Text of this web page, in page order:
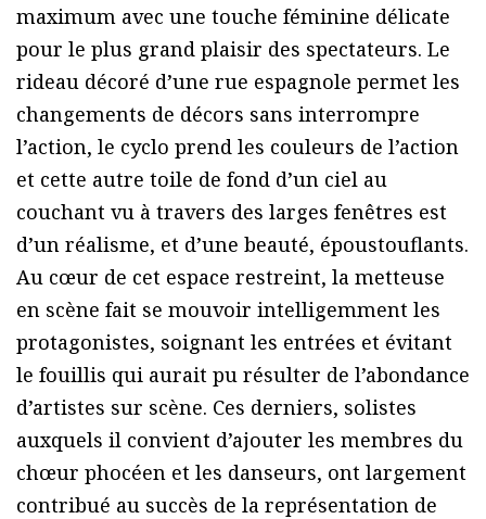
maximum avec une touche féminine délicate
pour le plus grand plaisir des spectateurs. Le
rideau décoré d’une rue espagnole permet les
changements de décors sans interrompre
l’action, le cyclo prend les couleurs de l’action
et cette autre toile de fond d’un ciel au
couchant vu à travers des larges fenêtres est
d’un réalisme, et d’une beauté, époustouflants.
Au cœur de cet espace restreint, la metteuse
en scène fait se mouvoir intelligemment les
protagonistes, soignant les entrées et évitant
le fouillis qui aurait pu résulter de l’abondance
d’artistes sur scène. Ces derniers, solistes
auxquels il convient d’ajouter les membres du
chœur phocéen et les danseurs, ont largement
contribué au succès de la représentation de